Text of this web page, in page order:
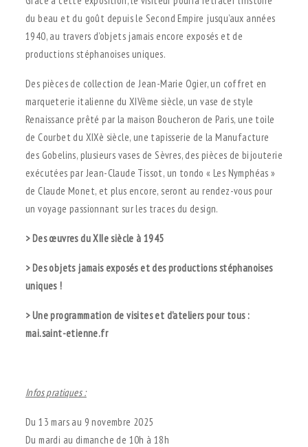
du beau et du goût depuis le Second Empire jusqu’aux années
1940, au travers d’objets jamais encore exposés et de
productions stéphanoises uniques.
Des pièces de collection de Jean-Marie Ogier, un coffret en
marqueterie italienne du XIVème siècle, un vase de style
Renaissance prêté par la maison Boucheron de Paris, une toile
de Courbet du XIXè siècle, une tapisserie de la Manufacture
des Gobelins, plusieurs vases de Sèvres, des pièces de bijouterie
exécutées par Jean-Claude Tissot, un tondo « Les Nymphéas »
de Claude Monet, et plus encore, seront au rendez-vous pour
un voyage passionnant sur les traces du design.
> Des œuvres du XIIe siècle à 1945
> Des objets jamais exposés et des productions stéphanoises
uniques !
> Une programmation de visites et d’ateliers pour tous :
mai.saint-etienne.fr
Infos pratiques :
Du 13 mars au 9 novembre 2025
Du mardi au dimanche de 10h à 18h